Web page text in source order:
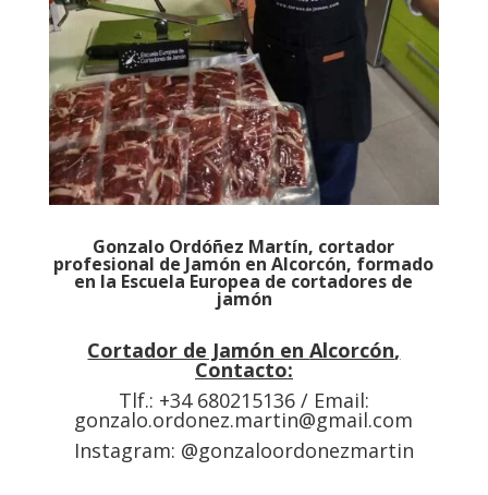
Gonzalo Ordóñez Martín, cortador
profesional de Jamón enAlcorcón, formado
en la Escuela Europea de cortadores de
jamón
Cortador de Jamón enAlcorcón,
Contacto:
Tlf.: +34 680215136/ Email:
gonzalo.ordonez.martin@gmail.com
Instagram: @gonzaloordonezmartin